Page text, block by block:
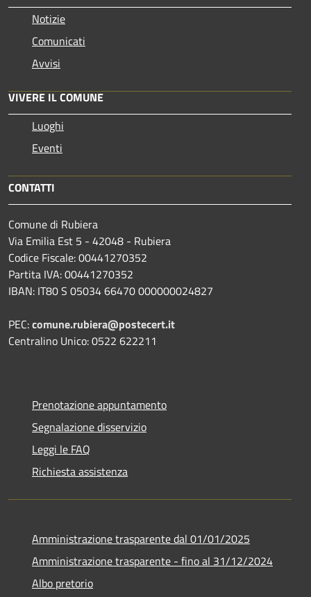
Notizie
Comunicati
Avvisi
VIVERE IL COMUNE
Luoghi
Eventi
CONTATTI
Comune di Rubiera
Via Emilia Est 5 - 42048 - Rubiera
Codice Fiscale: 00441270352
Partita IVA: 00441270352
IBAN: IT80 S 05034 66470 000000024827
PEC:comune.rubiera@postecert.it
Centralino Unico: 0522 622211
Prenotazione appuntamento
Segnalazione disservizio
Leggi le FAQ
Richiesta assistenza
Amministrazione trasparente dal 01/01/2025
Amministrazione trasparente - fino al 31/12/2024
Albo pretorio